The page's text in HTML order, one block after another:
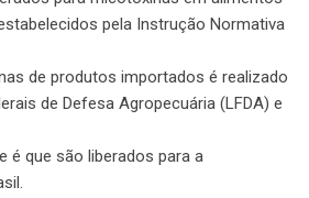
pela Instrução Normativa
de produtos importados é realizado
de Defesa Agropecuária (LFDA) e
é que são liberados para a